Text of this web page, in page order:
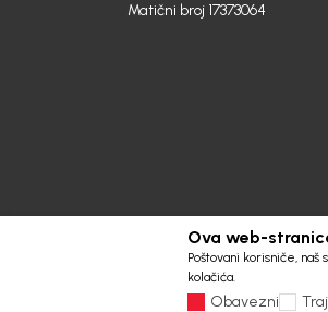
Matični broj 17373064
Ova web-
Poštovani korisniče,
kolačića.
Obavezni